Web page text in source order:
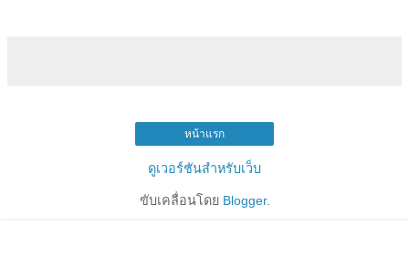
หน้าแรก
ดูเวอร์ชันสำหรับเว็บ
ขับเคลื่อนโดย Blogger.